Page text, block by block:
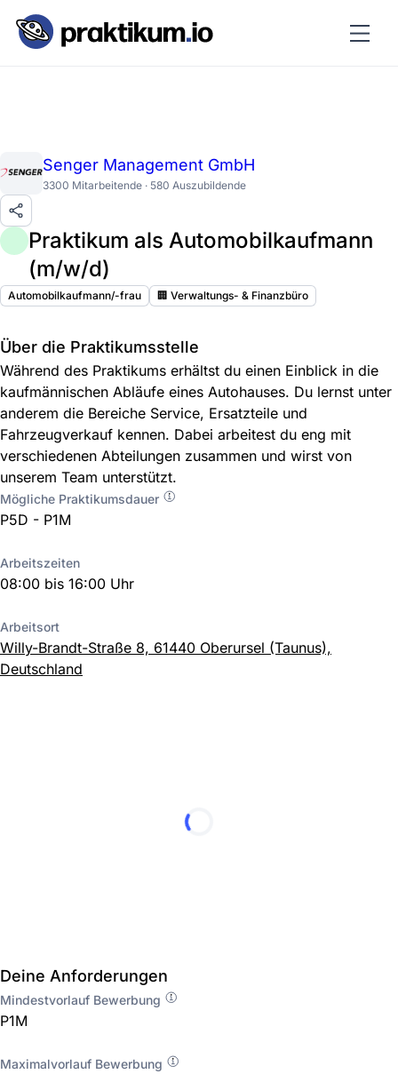
Senger Management GmbH
3300 Mitarbeitende · 580 Auszubildende
Praktikum als Automobilkaufmann
(m/w/d)
Automobilkaufmann/-frau 🏢 Verwaltungs- & Finanzbüro
Über die Praktikumsstelle
Während des Praktikums erhältst du einen Einblick in die
kaufmännischen Abläufe eines Autohauses. Du lernst unter
anderem die Bereiche Service, Ersatzteile und
Fahrzeugverkauf kennen. Dabei arbeitest du eng mit
verschiedenen Abteilungen zusammen und wirst von
unserem Team unterstützt.
Mögliche Praktikumsdauer
P5D - P1M
Arbeitszeiten
08:00 bis 16:00 Uhr
Arbeitsort
Willy-Brandt-Straße 8, 61440 Oberursel (Taunus),
Deutschland
Deine Anforderungen
Mindestvorlauf Bewerbung
P1M
Maximalvorlauf Bewerbung